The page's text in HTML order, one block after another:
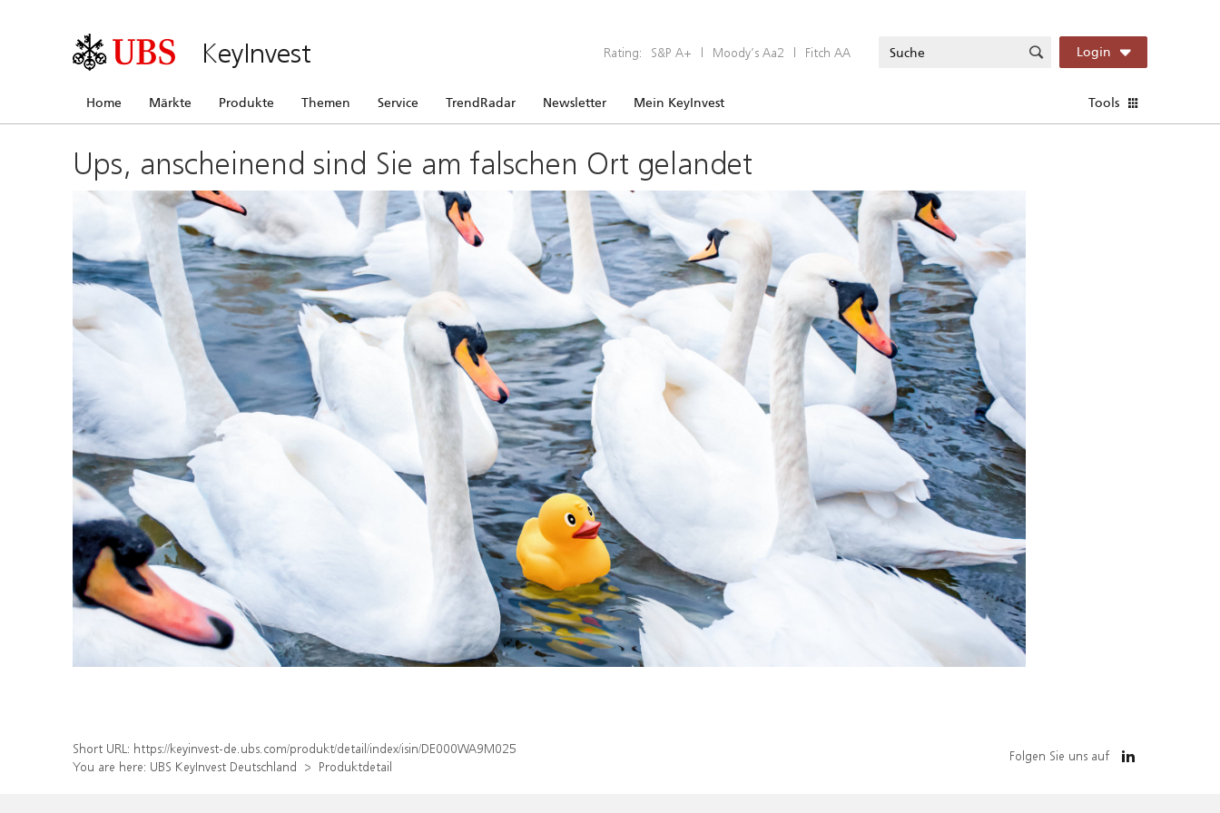
KeyInvest Rating: S&P A+ | Moody’s Aa2 | Fitch AA Login
Home Märkte Produkte Themen Service TrendRadar Newsletter Mein KeyInvest Tools
Ups, anscheinend sind Sie am falschen Ort gelandet
Short URL: https://keyinvest-de.ubs.com/produkt/detail/index/isin/DE000WA9M025
You are here: UBS KeyInvest Deutschland Produktdetail
Folgen Sie uns auf